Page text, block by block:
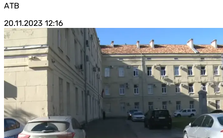
АТВ
20.11.2023 12:16